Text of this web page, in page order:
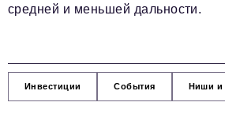
средней и меньшей дальности.
Инвестиции События Ниши и